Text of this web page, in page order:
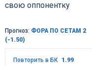
свою оппонентку
Прогноз: ФОРА ПО СЕТАМ 2
(-1.50)
Повторить в БК 1.99